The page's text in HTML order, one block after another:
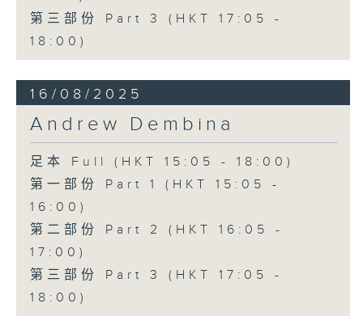
第三部份 Part 3 (HKT 17:05 -
18:00)
16/08/2025
Andrew Dembina
足本 Full (HKT 15:05 - 18:00)
第一部份 Part 1 (HKT 15:05 -
16:00)
第二部份 Part 2 (HKT 16:05 -
17:00)
第三部份 Part 3 (HKT 17:05 -
18:00)